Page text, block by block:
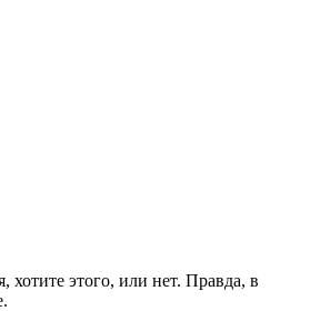
хотите этого, или нет. Правда, в